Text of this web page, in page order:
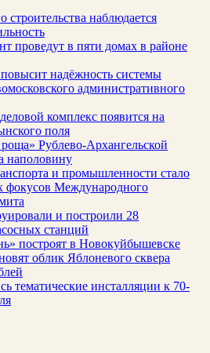
строительства наблюдается
проведут в пяти домах в районе
надёжность системы
административного
комплекс появится на
поля
Рублево-Архангельской
наполовину
и промышленности стало
фокусов Международного
и построили 28
станций
построят в Новокуйбышевске
облик Яблоневого сквера
тематические инсталляции к 70-